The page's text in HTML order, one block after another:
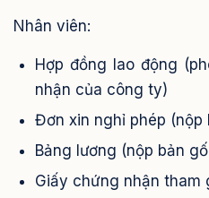
Nhân viên:
Hợp đồng lao động
nhận của công ty)
Đơn xin nghỉ phép (nộp
Bảng lương (nộp bản
Giấy chứng nhận tham